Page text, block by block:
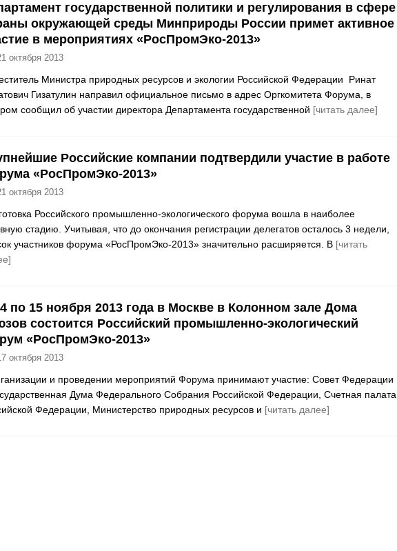
государственной политики и регулирования в сфере
окружающей среды Минприроды России примет активное
в мероприятиях «РосПромЭко-2013»
октября 2013
Министра природных ресурсов и экологии Российской Федерации Ринат
Гизатулин направил официальное письмо в адрес Оргкомитета Форума, в
сообщил об участии директора Департамента государственной [читать далее]
Российские компании подтвердили участие в работе
«РосПромЭко-2013»
октября 2013
Российского промышленно-экологического форума вошла в наиболее
стадию. Учитывая, что до окончания регистрации делегатов осталось 3 недели,
участников форума «РосПромЭко-2013» значительно расширяется. В [читать
по 15 ноября 2013 года в Москве в Колонном зале Дома
состоится Российский промышленно-экологический
«РосПромЭко-2013»
октября 2013
и проведении мероприятий Форума принимают участие: Совет Федерации
Дума Федерального Собрания Российской Федерации, Счетная палата
Федерации, Министерство природных ресурсов и [читать далее]